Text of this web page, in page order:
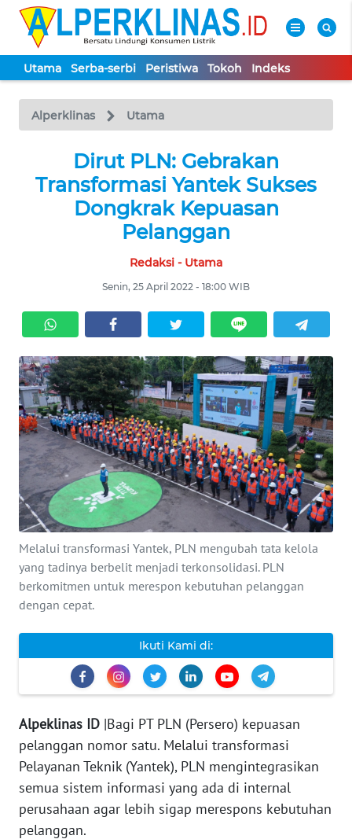
Utama Serba-serbi Peristiwa Tokoh Indeks
Alperklinas Utama
Dirut PLN: Gebrakan
Transformasi Yantek Sukses
Dongkrak Kepuasan
Pelanggan
Redaksi - Utama
Senin, 25 April 2022 - 18:00 WIB
Melalui transformasi Yantek, PLN mengubah tata kelola
yang tadinya berbelit menjadi terkonsolidasi. PLN
berkomitmen untuk merespon kebutuhan pelanggan
dengan cepat.
Ikuti Kami di:
Alpeklinas ID |Bagi PT PLN (Persero) kepuasan
pelanggan nomor satu. Melalui transformasi
Pelayanan Teknik (Yantek), PLN mengintegrasikan
semua sistem informasi yang ada di internal
perusahaan agar lebih sigap merespons kebutuhan
pelanggan.
TV
Tutup
TOKOH
INDEKS
BERITA
KONTAK
KAMI
INFO
IKLAN
KAMI
MEDIA
REDAKSI
KARIR
DISCLAIMER
Wahana
News